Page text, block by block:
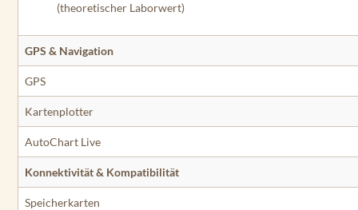
(theoretischer Laborwert)
GPS & Navigation
GPS
Kartenplotter
AutoChart Live
Konnektivität & Kompatibilität
Speicherkarten